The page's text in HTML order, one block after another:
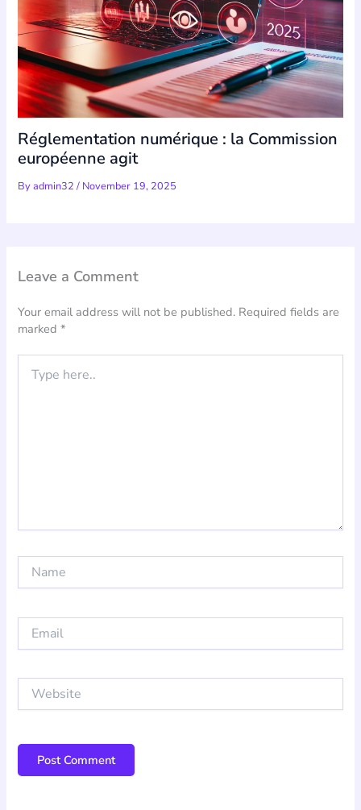
Réglementation numérique : la Commission
européenne agit
Byadmin32/ November 19, 2025
Leave a Comment
Your email address will not be published. Required fields are
marked*
here..
Email
Website